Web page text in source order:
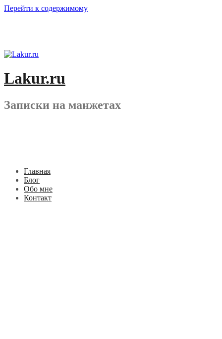
Перейти к содержимому
Lakur.ru
Записки на манжетах
Главная
Блог
Обо мне
Контакт